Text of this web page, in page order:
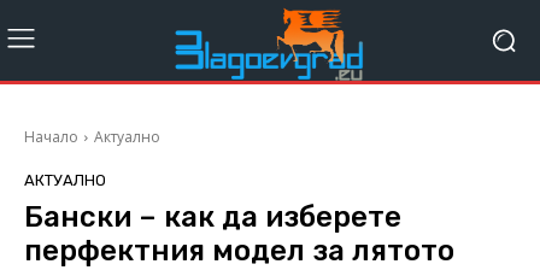
Начало Актуално
АКТУАЛНО
Бански – как да изберете
перфектния модел за лятото